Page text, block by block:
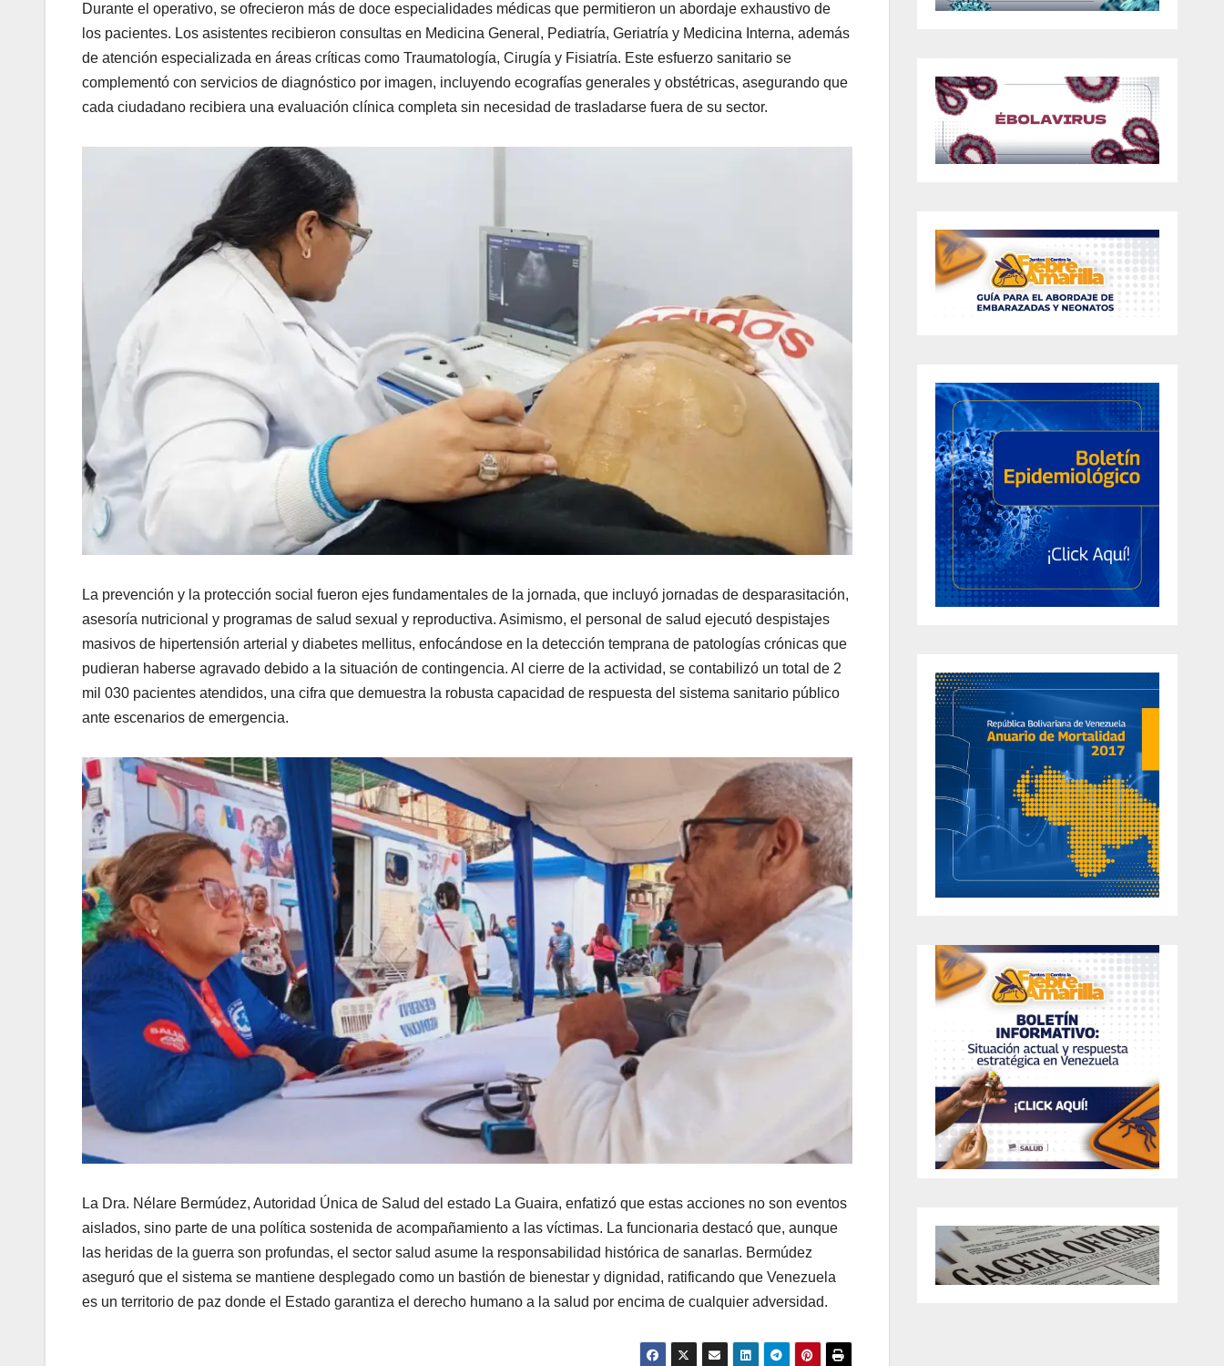
Durante el operativo, se ofrecieron más de doce especialidades médicas que permitieron un abordaje exhaustivo de
los pacientes. Los asistentes recibieron consultas en Medicina General, Pediatría, Geriatría y Medicina Interna, además
de atención especializada en áreas críticas como Traumatología, Cirugía y Fisiatría. Este esfuerzo sanitario se
complementó con servicios de diagnóstico por imagen, incluyendo ecografías generales y obstétricas, asegurando que
cada ciudadano recibiera una evaluación clínica completa sin necesidad de trasladarse fuera de su sector.
La prevención y la protección social fueron ejes fundamentales de la jornada, que incluyó jornadas de desparasitación,
asesoría nutricional y programas de salud sexual y reproductiva. Asimismo, el personal de salud ejecutó despistajes
masivos de hipertensión arterial y diabetes mellitus, enfocándose en la detección temprana de patologías crónicas que
pudieran haberse agravado debido a la situación de contingencia. Al cierre de la actividad, se contabilizó un total de 2
mil 030 pacientes atendidos, una cifra que demuestra la robusta capacidad de respuesta del sistema sanitario público
ante escenarios de emergencia.
La Dra. Nélare Bermúdez, Autoridad Única de Salud del estado La Guaira, enfatizó que estas acciones no son eventos
aislados, sino parte de una política sostenida de acompañamiento a las víctimas. La funcionaria destacó que, aunque
las heridas de la guerra son profundas, el sector salud asume la responsabilidad histórica de sanarlas. Bermúdez
aseguró que el sistema se mantiene desplegado como un bastión de bienestar y dignidad, ratificando que Venezuela
es un territorio de paz donde el Estado garantiza el derecho humano a la salud por encima de cualquier adversidad.